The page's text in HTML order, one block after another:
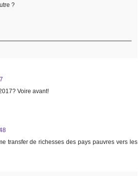
?
Voire avant!
transfer de richesses des pays pauvres vers les